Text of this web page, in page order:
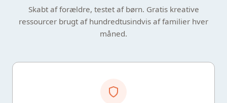
Skabt af forældre, testet af børn. Gratis kreative
ressourcer brugt af hundredtusindvis af familier hver
måned.